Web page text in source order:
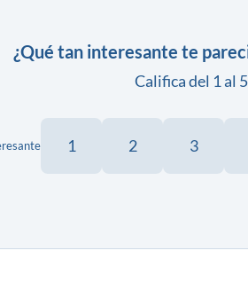
¿Qué tan interesante te
Califica del 1 al 5
1 2 3